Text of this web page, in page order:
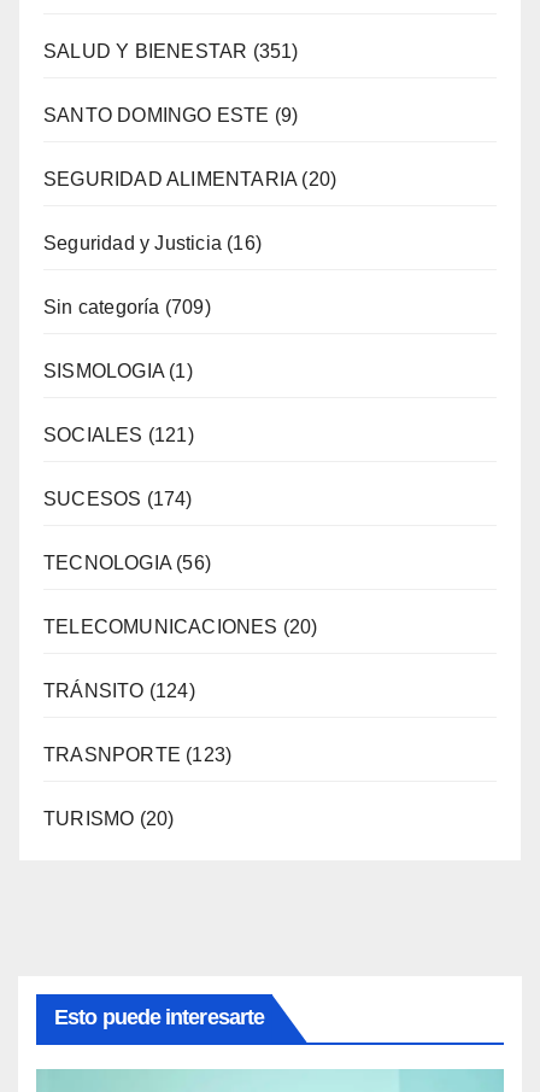
SALUD Y BIENESTAR (351)
SANTO DOMINGO ESTE (9)
SEGURIDAD ALIMENTARIA (20)
Seguridad y Justicia (16)
Sin categoría (709)
SISMOLOGIA (1)
SOCIALES (121)
SUCESOS (174)
TECNOLOGIA (56)
TELECOMUNICACIONES (20)
TRÁNSITO (124)
TRASNPORTE (123)
TURISMO (20)
Esto puede interesarte